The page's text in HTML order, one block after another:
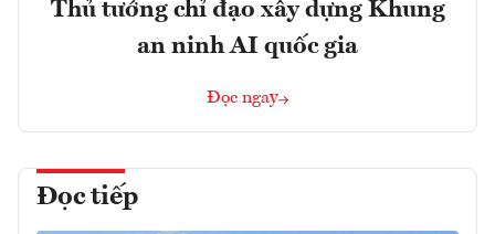
Thủ tướng chỉ đạo xây dựng Khung
an ninh AI quốc gia
Đọc ngay
Đọc tiếp